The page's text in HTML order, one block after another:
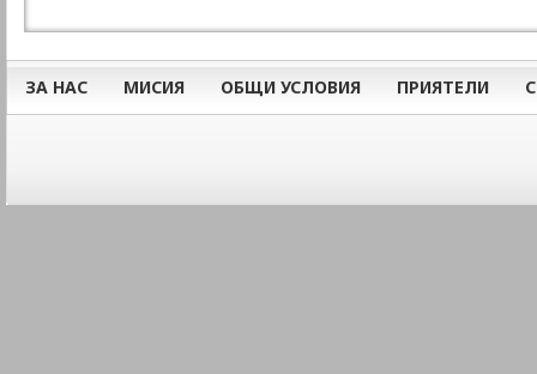
ЗА НАС МИСИЯ ОБЩИ УСЛОВИЯ ПРИЯТЕЛИ